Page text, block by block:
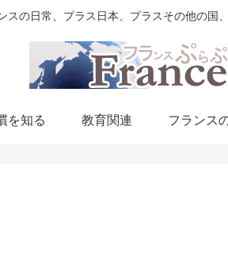
スの日常、プラス日本、プラスその他の
を知る 教育関連 フランス